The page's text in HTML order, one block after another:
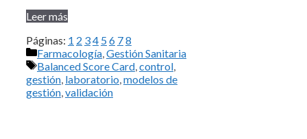
Leer más
Páginas: 1 2 34 56 78
Categorías
Farmacología,Gestión Sanitaria
Etiquetas
Balanced Score Card,control,
gestión, laboratorio,modelos de
gestión,validación